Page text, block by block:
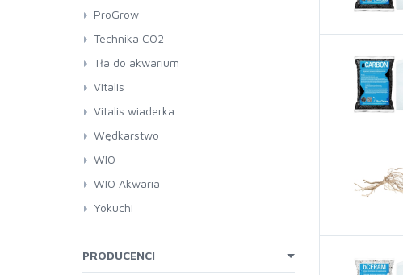
ProGrow
Technika CO2
Tła do akwarium
Vitalis
Vitalis wiaderka
Wędkarstwo
WIO
WIO Akwaria
Yokuchi
PRODUCENCI